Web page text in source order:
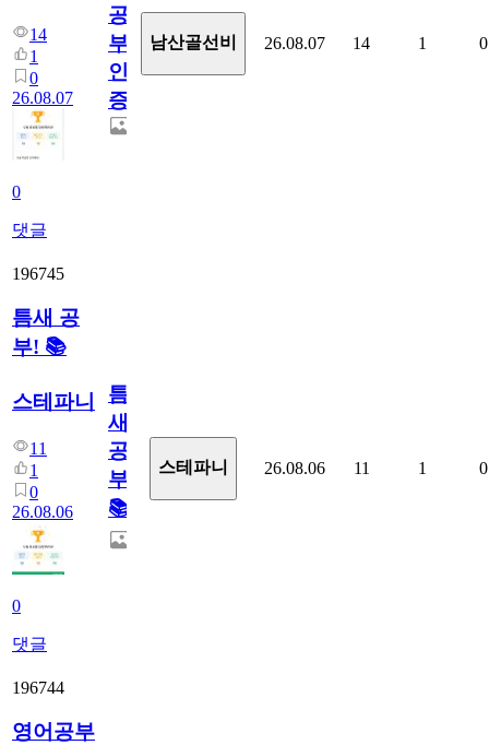
14
1
0
26.08.07
0
댓글
공
부
인
증
남산골선비 26.08.07 14 1 0
196745
틈새 공
부! 📚
스테파니
11
1
0
26.08.06
0
댓글
틈
새
공
부!
📚
스테파니 26.08.06 11 1 0
196744
영어공부